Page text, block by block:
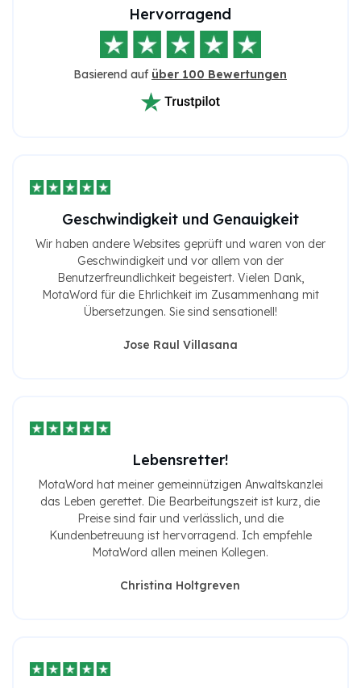
Hervorragend
Basierend auf über 100 Bewertungen
Geschwindigkeit und Genauigkeit
Wir haben andere Websites geprüft und waren von der
Geschwindigkeit und vor allem von der
Benutzerfreundlichkeit begeistert. Vielen Dank,
MotaWord für die Ehrlichkeit im Zusammenhang mit
Übersetzungen. Sie sind sensationell!
Jose Raul Villasana
Lebensretter!
MotaWord hat meiner gemeinnützigen Anwaltskanzlei
das Leben gerettet. Die Bearbeitungszeit ist kurz, die
Preise sind fair und verlässlich, und die
Kundenbetreuung ist hervorragend. Ich empfehle
MotaWord allen meinen Kollegen.
Christina Holtgreven